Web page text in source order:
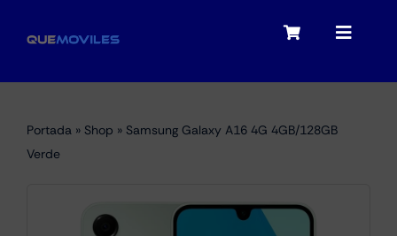
Toggle
My account
Checkout
Toggle
Portada » Shop » Samsung Galaxy A16 4G 4GB/128GB
Verde